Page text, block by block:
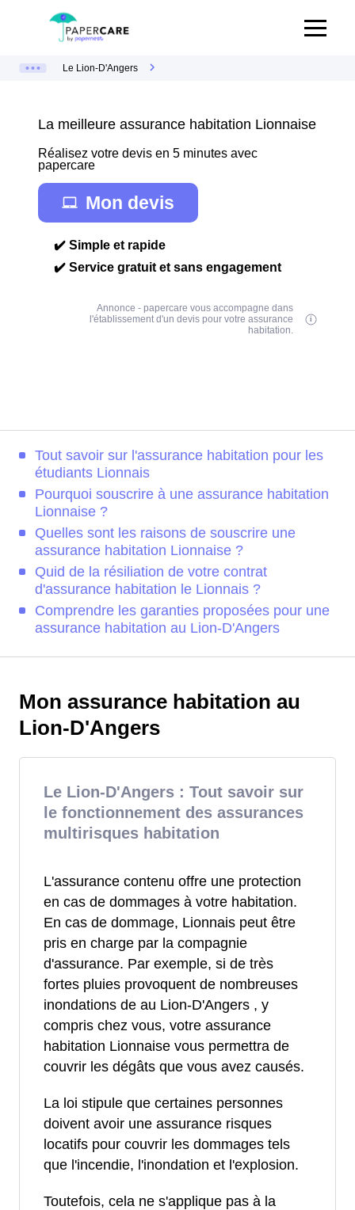
Le Lion-D'Angers
La meilleure assurance habitation Lionnaise
Réalisez votre devis en 5 minutes avec
papercare
Mon devis
✔️ Simple et rapide
✔️ Service gratuit et sans engagement
Annonce - papercare vous accompagne dans
l'établissement d'un devis pour votre assurance
habitation.
Tout savoir sur l'assurance habitation pour les
étudiants Lionnais
Pourquoi souscrire à une assurance habitation
Lionnaise ?
Quelles sont les raisons de souscrire une
assurance habitation Lionnaise ?
Quid de la résiliation de votre contrat
d'assurance habitation le Lionnais ?
Comprendre les garanties proposées pour une
assurance habitation au Lion-D'Angers
Mon assurance habitation au
Lion-D'Angers
Le Lion-D'Angers : Tout savoir sur
le fonctionnement des assurances
multirisques habitation
L'assurance contenu offre une protection
en cas de dommages à votre habitation.
En cas de dommage, Lionnais peut être
pris en charge par la compagnie
d'assurance. Par exemple, si de très
fortes pluies provoquent de nombreuses
inondations de au Lion-D'Angers , y
compris chez vous, votre assurance
habitation Lionnaise vous permettra de
couvrir les dégâts que vous avez causés.
La loi stipule que certaines personnes
doivent avoir une assurance risques
locatifs pour couvrir les dommages tels
que l'incendie, l'inondation et l'explosion.
Toutefois, cela ne s'applique pas à la